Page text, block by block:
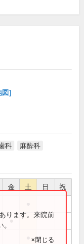
図]
科 麻酔科
金 土 日 祝
●
ります。来院前
×閉じる